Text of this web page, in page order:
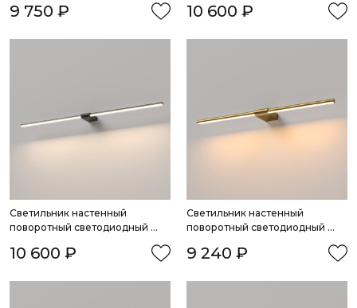
9 750 ₽
3000K
10 600 ₽
Светильник настенный
поворотный светодиодный
4000K
10 600 ₽
Светильник настенный
поворотный светодиодный
9 240 ₽